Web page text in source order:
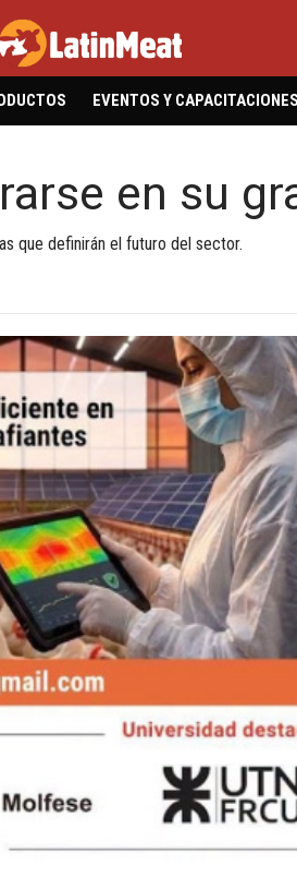
EVENTOS Y CAPACITACIONES
en su
que definirán el futuro del sector.